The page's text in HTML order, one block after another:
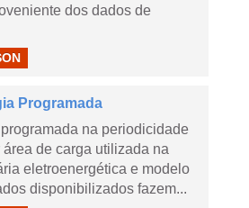
dos dados de
Programada
na periodicidade
de carga utilizada na
eletroenergética e modelo
disponibilizados fazem...